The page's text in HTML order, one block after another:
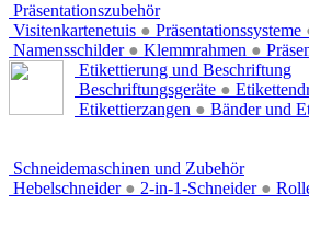
Präsentationszubehör
Visitenkartenetuis ● Präsentationssysteme
Namensschilder ● Klemmrahmen ●
Etikettierung und Beschriftung
Beschriftungsgeräte ●
Etikettierzangen ● Bänder und
Schneidemaschinen und Zubehör
Hebelschneider ● 2-in-1-Schneider ●